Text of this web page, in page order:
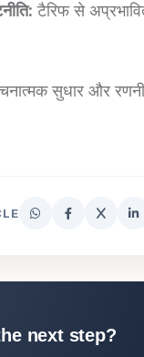
टैरिफ से
सुधार और
next step?